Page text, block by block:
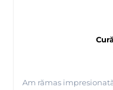
Am rămas